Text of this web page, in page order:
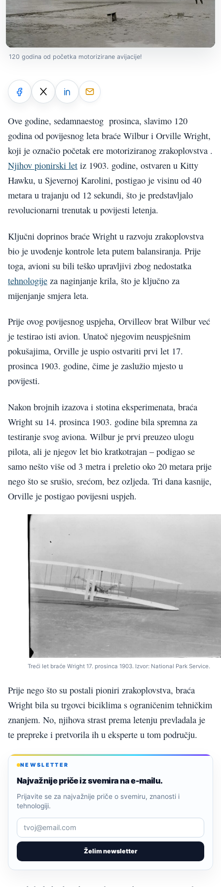
120 godina od početka motorizirane avijacije!
Ove godine, sedamnaestog prosinca, slavimo 120
godina od povijesnog leta braće Wilbur i Orville Wright,
koji je označio početak ere motoriziranog zrakoplovstva .
Njihov pionirski let iz 1903. godine, ostvaren u Kitty
Hawku, u Sjevernoj Karolini, postigao je visinu od 40
metara u trajanju od 12 sekundi, što je predstavljalo
revolucionarni trenutak u povijesti letenja.
Ključni doprinos braće Wright u razvoju zrakoplovstva
bio je uvođenje kontrole leta putem balansiranja. Prije
toga, avioni su bili teško upravljivi zbog nedostatka
tehnologije za naginjanje krila, što je ključno za
mijenjanje smjera leta.
Prije ovog povijesnog uspjeha, Orvilleov brat Wilbur već
je testirao isti avion. Unatoč njegovim neuspješnim
pokušajima, Orville je uspio ostvariti prvi let 17.
prosinca 1903. godine, čime je zaslužio mjesto u
povijesti.
Nakon brojnih izazova i stotina eksperimenata, braća
Wright su 14. prosinca 1903. godine bila spremna za
testiranje svog aviona. Wilbur je prvi preuzeo ulogu
pilota, ali je njegov let bio kratkotrajan – podigao se
samo nešto više od 3 metra i preletio oko 20 metara prije
nego što se srušio, srećom, bez ozljeda. Tri dana kasnije,
Orville je postigao povijesni uspjeh.
Treći let braće Wright 17. prosinca 1903. Izvor: National Park Service.
Prije nego što su postali pioniri zrakoplovstva, braća
Wright bila su trgovci biciklima s ograničenim tehničkim
znanjem. No, njihova strast prema letenju prevladala je
te prepreke i pretvorila ih u eksperte u tom području.
NEWSLETTER
Najvažnije priče iz svemira na e-mailu.
Želim newsletter
Prijavite se za najvažnije priče o svemiru, znanosti i
tehnologiji.